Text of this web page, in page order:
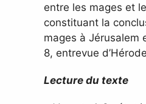
entre les mages et
constituant la
mages à Jérusalem
8, entrevue
Lecture du texte